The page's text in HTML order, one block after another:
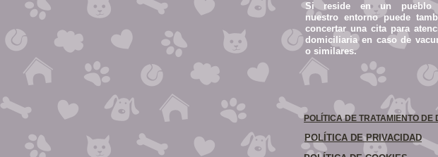
Si reside en un pueblo
nuestro entorno puede
concertar una cita para
domiciliaria en caso de
o similares.
POLÍTICA DE TRATAMIENTO DE
POLÍTICA DE PRIVACIDAD